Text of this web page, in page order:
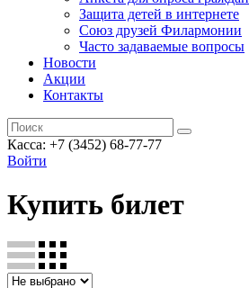
Защита детей в интернете
Союз друзей Филармонии
Часто задаваемые вопросы
Новости
Акции
Контакты
Касса: +7 (3452) 68-77-77
Войти
Купить билет